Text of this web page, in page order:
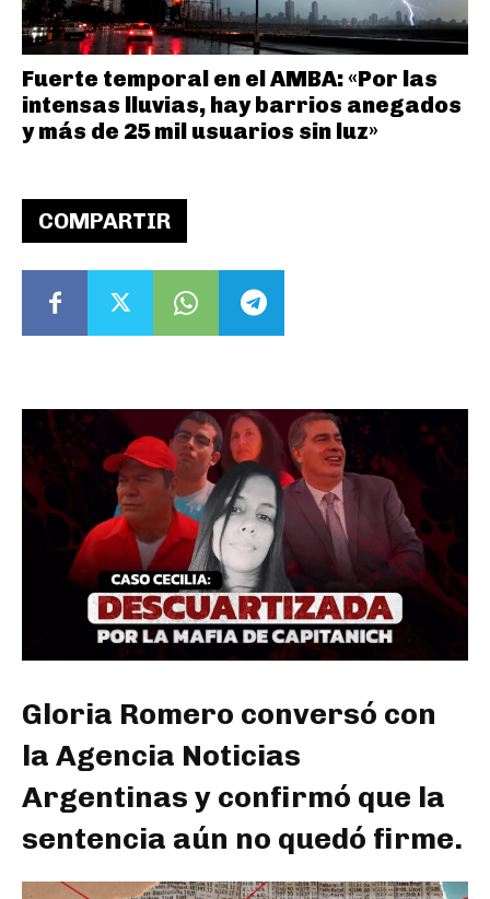
COMPARTIR
Gloria Romero conversó con
la Agencia Noticias
Argentinas y confirmó que la
sentencia aún no quedó firme.
Fuerte temporal en el AMBA: «Por las
intensas lluvias, hay barrios anegados
y más de 25 mil usuarios sin luz»